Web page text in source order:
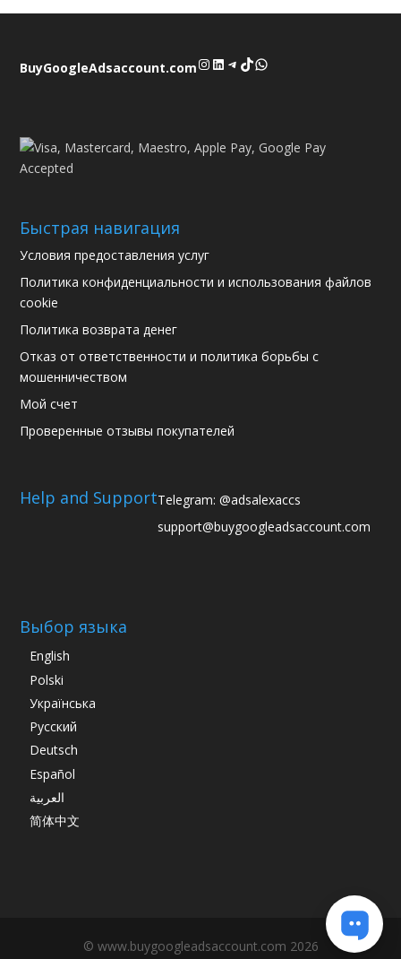
BuyGoogleAdsaccount.comInstagram
LinkedIn
Telegram
TikTok
WhatsApp
Быстрая навигация
Условия предоставления услуг
Политика конфиденциальности и использования файлов
cookie
Политика возврата денег
Отказ от ответственности и политика борьбы с
мошенничеством
Мой счет
Проверенные отзывы покупателей
Help and SupportTelegram: @adsalexaccs
support@buygoogleadsaccount.com
Выбор языка
English
Polski
Українська
Русский
Deutsch
Español
العربية
简体中文
© www.buygoogleadsaccount.com 2026